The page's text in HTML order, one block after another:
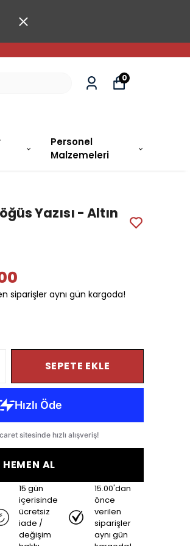
Personel
Malzemeleri
0
Yazısı - Altın
siparişler aynı gün kargoda!
SEPETE EKLE
HEMEN AL
15 gün
içerisinde
ücretsiz
iade /
değişim
15.00'dan
önce
verilen
siparişler
aynı gün